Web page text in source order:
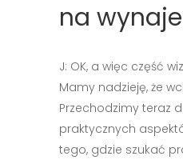
na
J: OK, a więc część
Mamy nadzieję, że
Przechodzimy teraz
praktycznych
tego, gdzie szukać